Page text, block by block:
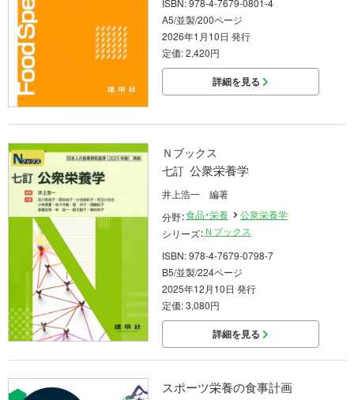
ISBN: 978-4-7679-0801-4
A5/並製/200ページ
2026年1月10日 発行
定価: 2,420円
詳細を見る
Ｎブックス
七訂 公衆栄養学
井上浩一 編著
分野：食品・栄養
公衆栄養学
シリーズ： Ｎブックス
ISBN: 978-4-7679-0798-7
B5/並製/224ページ
2025年12月10日 発行
定価: 3,080円
詳細を見る
スポーツ栄養の食事計画